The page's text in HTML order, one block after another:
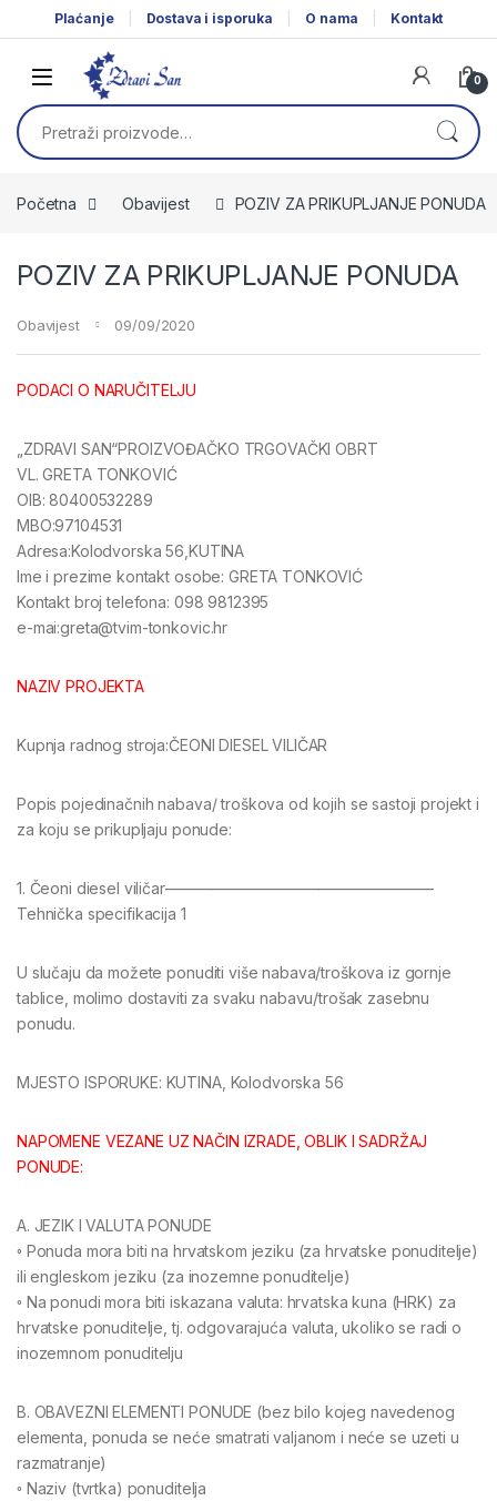
Skip to navigation
Skip to content
Plaćanje Dostava i isporuka O nama Kontakt
0
Pretraži:
Početna Obavijest POZIV ZA PRIKUPLJANJE PONUDA
POZIV ZA PRIKUPLJANJE PONUDA
Obavijest 09/09/2020
PODACI O NARUČITELJU
„ZDRAVI SAN“PROIZVOĐAČKO TRGOVAČKI OBRT
VL. GRETA TONKOVIĆ
OIB: 80400532289
MBO:97104531
Adresa:Kolodvorska 56,KUTINA
Ime i prezime kontakt osobe: GRETA TONKOVIĆ
Kontakt broj telefona: 098 9812395
e-mai:greta@tvim-tonkovic.hr
NAZIV PROJEKTA
Kupnja radnog stroja:ČEONI DIESEL VILIČAR
Popis pojedinačnih nabava/ troškova od kojih se sastoji projekt i
za koju se prikupljaju ponude:
1. Čeoni diesel viličar—————————————————–
Tehnička specifikacija 1
U slučaju da možete ponuditi više nabava/troškova iz gornje
tablice, molimo dostaviti za svaku nabavu/trošak zasebnu
ponudu.
MJESTO ISPORUKE: KUTINA, Kolodvorska 56
NAPOMENE VEZANE UZ NAČIN IZRADE, OBLIK I SADRŽAJ
PONUDE:
A. JEZIK I VALUTA PONUDE
◦ Ponuda mora biti na hrvatskom jeziku (za hrvatske ponuditelje)
ili engleskom jeziku (za inozemne ponuditelje)
◦ Na ponudi mora biti iskazana valuta: hrvatska kuna (HRK) za
hrvatske ponuditelje, tj. odgovarajuća valuta, ukoliko se radi o
inozemnom ponuditelju
B. OBAVEZNI ELEMENTI PONUDE (bez bilo kojeg navedenog
elementa, ponuda se neće smatrati valjanom i neće se uzeti u
razmatranje)
◦ Naziv (tvrtka) ponuditelja